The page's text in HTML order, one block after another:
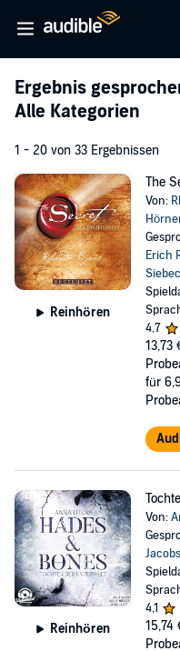
Ergebnis
Alle Kategorien
1 - 20 von 33 Ergebnissen
Reinhören
The
Von:
Erich
4,7
13,73
für
Reinhören
Von:
Jacobs
4,1
15,74